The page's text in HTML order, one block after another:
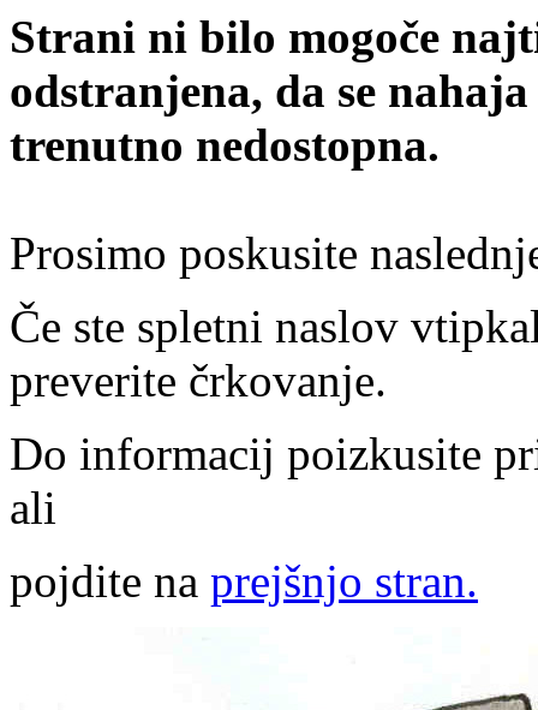
Strani ni bilo mogoče
odstranjena, da se
trenutno nedostopna.
Prosimo poskusite
Če ste spletni naslov
preverite črkovanje.
Do informacij poizkusite
ali
pojdite na prejšnjo stran.